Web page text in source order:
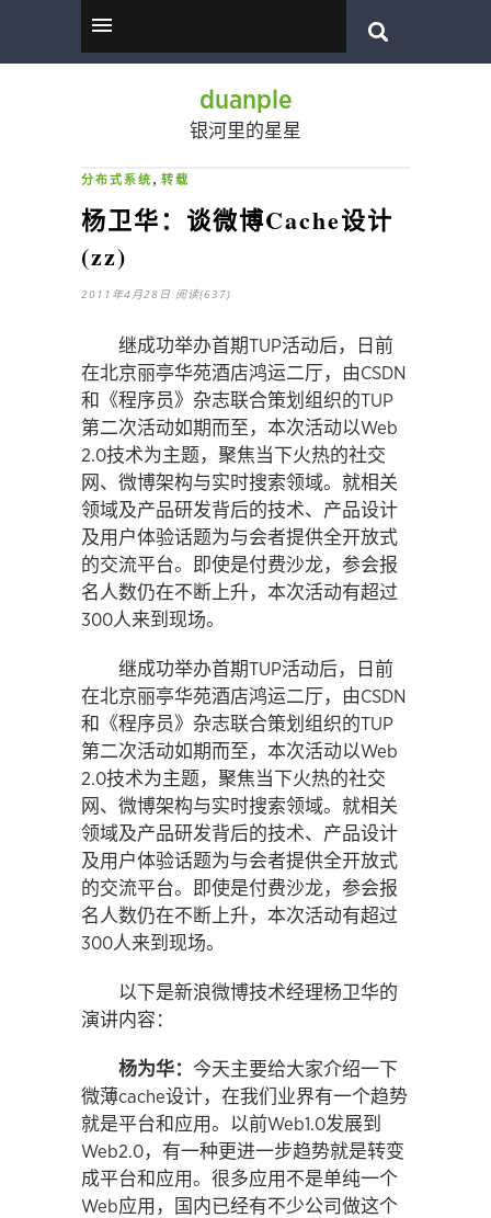
duanple
银河里的星星
分布式系统 , 转载
杨卫华：谈微博Cache设计
(zz)
2011年4月28日 阅读(637)
继成功举办首期TUP活动后，日前
在北京丽亭华苑酒店鸿运二厅，由CSDN
和《程序员》杂志联合策划组织的TUP
第二次活动如期而至，本次活动以Web
2.0技术为主题，聚焦当下火热的社交
网、微博架构与实时搜索领域。就相关
领域及产品研发背后的技术、产品设计
及用户体验话题为与会者提供全开放式
的交流平台。即使是付费沙龙，参会报
名人数仍在不断上升，本次活动有超过
300人来到现场。
继成功举办首期TUP活动后，日前
在北京丽亭华苑酒店鸿运二厅，由CSDN
和《程序员》杂志联合策划组织的TUP
第二次活动如期而至，本次活动以Web
2.0技术为主题，聚焦当下火热的社交
网、微博架构与实时搜索领域。就相关
领域及产品研发背后的技术、产品设计
及用户体验话题为与会者提供全开放式
的交流平台。即使是付费沙龙，参会报
名人数仍在不断上升，本次活动有超过
300人来到现场。
以下是新浪微博技术经理杨卫华的
演讲内容：
杨为华： 今天主要给大家介绍一下
微薄cache设计，在我们业界有一个趋势
就是平台和应用。以前Web1.0发展到
Web2.0，有一种更进一步趋势就是转变
成平台和应用。很多应用不是单纯一个
Web应用，国内已经有不少公司做这个